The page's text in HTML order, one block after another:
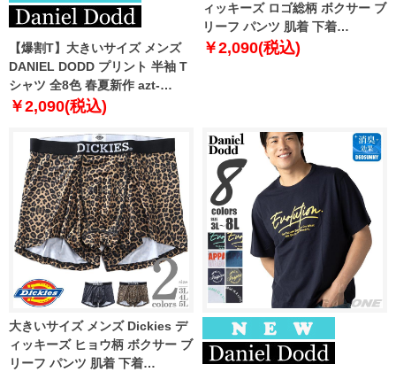
【爆割T】大きいサイズ メンズ
DANIEL DODD プリント 半袖 T
シャツ 全8色 春夏新作 azt-
2602pt6 【fre】
￥2,090(税込)
ィッキーズ ロゴ総柄 ボクサー ブ
リーフ パンツ 肌着 下着
80212700
￥2,090(税込)
大きいサイズ メンズ Dickies デ
ィッキーズ ヒョウ柄 ボクサー ブ
リーフ パンツ 肌着 下着